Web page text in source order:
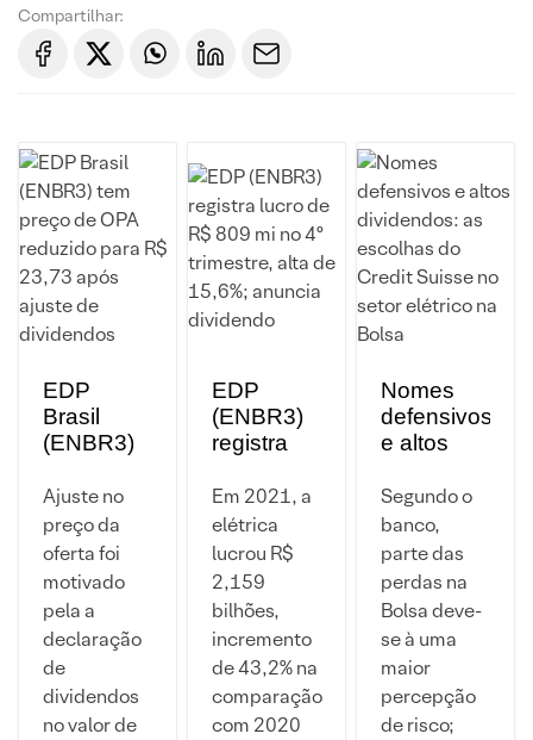
Compartilhar:
EDP
Brasil
(ENBR3)
de OPA
reduzido
para R$
23,73
após
ajuste de
dividendos
Ajuste no
preço da
oferta foi
motivado
pela a
declaração
de
dividendos
no valor de
EDP
(ENBR3)
registra
R$ 809 mi
no 4º
trimestre,
alta de
15,6%;
anuncia
dividendo
Em 2021, a
elétrica
lucrou R$
2,159
bilhões,
incremento
de 43,2% na
comparação
com 2020
Nomes
defensivos
e altos
as
escolhas
do Credit
Suisse no
setor
elétrico na
Bolsa
Segundo o
banco,
parte das
perdas na
Bolsa deve-
se à uma
maior
percepção
de risco;